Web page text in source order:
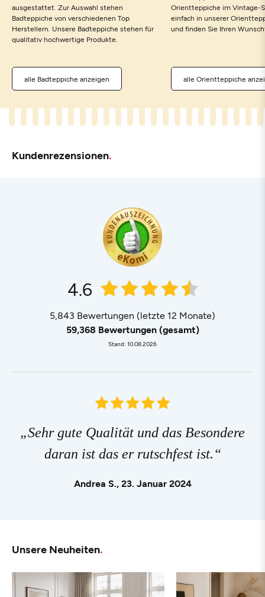
ausgestattet. Zur Auswahl stehen
Badteppiche von verschiedenen Top
Herstellern. Unsere Badteppiche stehen für
qualitativ hochwertige Produkte.
alle Badteppiche anzeigen
Orientteppiche im Vintage-
einfach in unserer
und finden Sie Ihren
alle Orientteppiche
Kundenrezensionen
4.6
5,843 Bewertungen (letzte 12 Monate)
59,368 Bewertungen (gesamt)
Stand: 10.08.2026
Sehr gute Qualität und das Besondere
daran ist das er rutschfest ist.
Andrea S., 23. Januar 2024
Unsere Neuheiten